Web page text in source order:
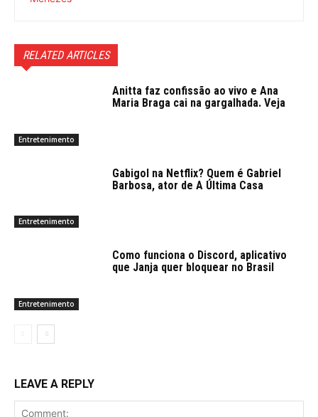
RELATED ARTICLES
Entretenimento
Anitta faz confissão ao vivo e Ana
Maria Braga cai na gargalhada. Veja
Entretenimento
Gabigol na Netflix? Quem é Gabriel
Barbosa, ator de A Última Casa
Entretenimento
Como funciona o Discord, aplicativo
que Janja quer bloquear no Brasil
LEAVE A REPLY